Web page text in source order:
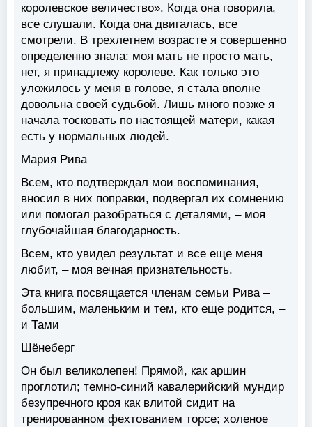
королевское величество». Когда она говорила,
все слушали. Когда она двигалась, все
смотрели. В трехлетнем возрасте я совершенно
определенно знала: моя мать не просто мать,
нет, я принадлежу королеве. Как только это
уложилось у меня в голове, я стала вполне
довольна своей судьбой. Лишь много позже я
начала тосковать по настоящей матери, какая
есть у нормальных людей.
Мария Рива
Всем, кто подтверждал мои воспоминания,
вносил в них поправки, подвергал их сомнению
или помогал разобраться с деталями, – моя
глубочайшая благодарность.
Всем, кто увидел результат и все еще меня
любит, – моя вечная признательность.
Эта книга посвящается членам семьи Рива –
большим, маленьким и тем, кто еще родится, –
и Тами
Шёнеберг
Он был великолепен! Прямой, как аршин
проглотил; темно-синий кавалерийский мундир
безупречного кроя как влитой сидит на
тренированном фехтованием торсе; холеное